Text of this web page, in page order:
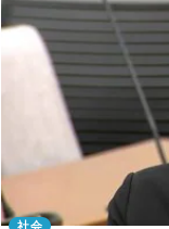
社会